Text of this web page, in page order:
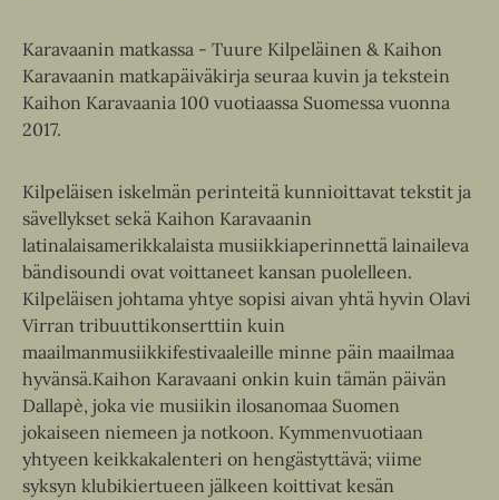
Karavaanin matkassa - Tuure Kilpeläinen & Kaihon
Karavaanin matkapäiväkirja seuraa kuvin ja tekstein
Kaihon Karavaania 100 vuotiaassa Suomessa vuonna
2017.
Kilpeläisen iskelmän perinteitä kunnioittavat tekstit ja
sävellykset sekä Kaihon Karavaanin
latinalaisamerikkalaista musiikkiaperinnettä lainaileva
bändisoundi ovat voittaneet kansan puolelleen.
Kilpeläisen johtama yhtye sopisi aivan yhtä hyvin Olavi
Virran tribuuttikonserttiin kuin
maailmanmusiikkifestivaaleille minne päin maailmaa
hyvänsä.Kaihon Karavaani onkin kuin tämän päivän
Dallapè, joka vie musiikin ilosanomaa Suomen
jokaiseen niemeen ja notkoon. Kymmenvuotiaan
yhtyeen keikkakalenteri on hengästyttävä; viime
syksyn klubikiertueen jälkeen koittivat kesän